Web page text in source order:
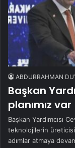
ABDURRAHMAN
Başkan
planımız var
Başkan Yardımcısı
teknolojilerin
adımlar atmaya